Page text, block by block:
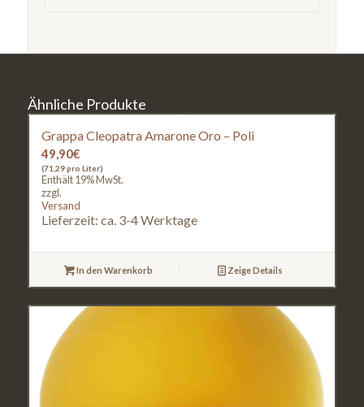
Ähnliche Produkte
Grappa Cleopatra Amarone Oro – Poli
49,90€
(71,29 pro Liter)
Enthält 19% MwSt.
zzgl.
Versand
Lieferzeit: ca. 3-4 Werktage
In den Warenkorb Zeige Details